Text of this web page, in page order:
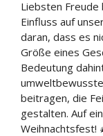
Liebsten Freude
Einfluss auf
daran, dass es
Größe eines
Bedeutung
beitragen, die
gestalten. Auf
Weihnachtsfest!